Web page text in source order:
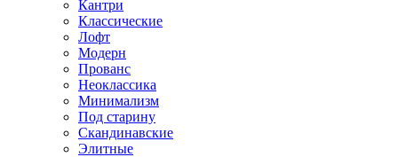
Кантри
Классические
Лофт
Модерн
Прованс
Неоклассика
Минимализм
Под старину
Скандинавские
Элитные